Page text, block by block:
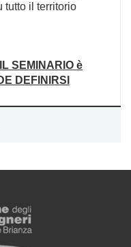
tutto il territorio
SEMINARIO è
DEFINIRSI